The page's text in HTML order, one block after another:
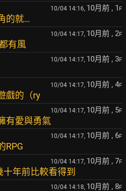
10/04 14:16, 10月前 , 1 F
的就…
10/04 14:17, 10月前 , 2F
有風
10/04 14:17, 10月前 , 3F
10/04 14:17, 10月前 , 4F
戲的（ry
10/04 14:17, 10月前 , 5F
有愛與勇氣
10/04 14:17, 10月前 , 6F
RPG
10/04 14:17, 10月前 , 7F
年前比較看得到
10/04 14:18, 10月前 , 8F